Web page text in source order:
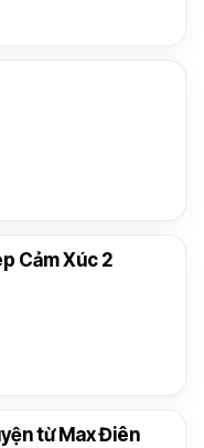
Cảm Xúc 2
từ Max Điên